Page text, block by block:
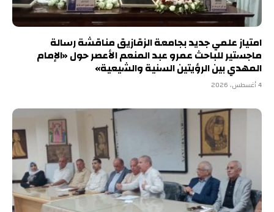
امتياز علمي جديد بجامعة الزقازيق مناقشة رسالة
ماجستير للباحث عمرو عبد المنعم الأعصر حول «الإمام
المهدي بين الرؤيتين السنية والشيعية»
4 أغسطس، 2026